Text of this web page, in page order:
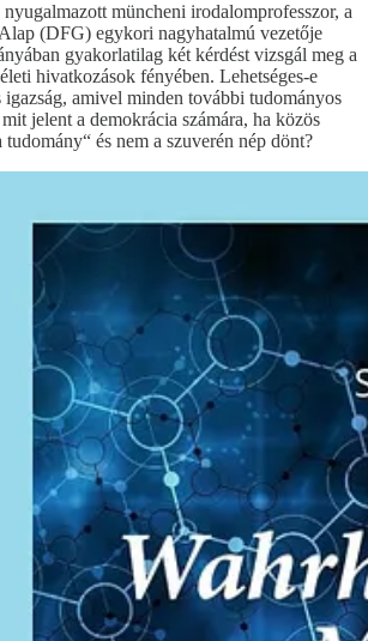
nyugalmazott müncheni irodalomprofesszor, a
(DFG) egykori nagyhatalmú vezetője
gyakorlatilag két kérdést vizsgál meg a
hivatkozások fényében. Lehetséges-e
amivel minden további tudományos
jelent a demokrácia számára, ha közös
és nem a szuverén nép dönt?